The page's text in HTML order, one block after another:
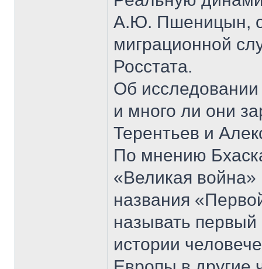
А.Ю. Пшеницын,
миграционной
Росстата.
Об
и много ли они
Терентьев и
По мнению
«Великая война»
названия
называть
истории